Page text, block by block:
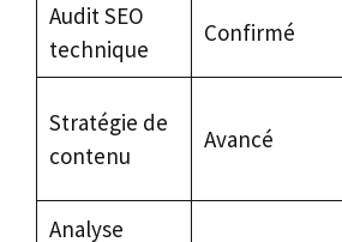
Audit SEO
technique
Confirmé
Stratégie de
contenu
Avancé
Analyse